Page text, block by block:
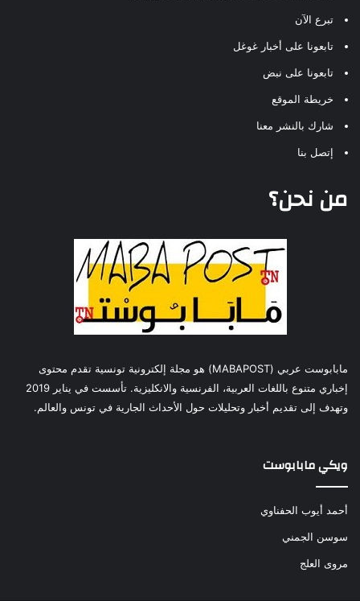
تبرع الآن
تابعونا على أخبار غوغل
تابعونا على نبض
خريطة الموقع
شارك بالنشر معنا
إتصل بنا
من نحن؟
مابابوست عربي (MABAPOST) هو مجلة إلكترونية تونسية تقدم محتوى
إخباري متنوع باللغات العربية، الفرنسية والانكليزية. تأسست في يناير 2019
وتهدف إلى تقديم أخبار وتحليلات حول الأحداث الجارية في تونس والعالم.
ويكي مابابوست
أحمد أيوب الحفناوي
سوسن الجمني
مروى العلج